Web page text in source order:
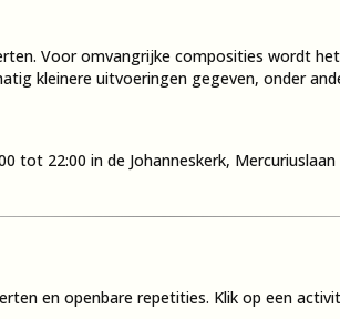
Voor omvangrijke composities wordt
kleinere uitvoeringen gegeven, onder
tot 22:00 in de Johanneskerk,
en openbare repetities. Klik op een